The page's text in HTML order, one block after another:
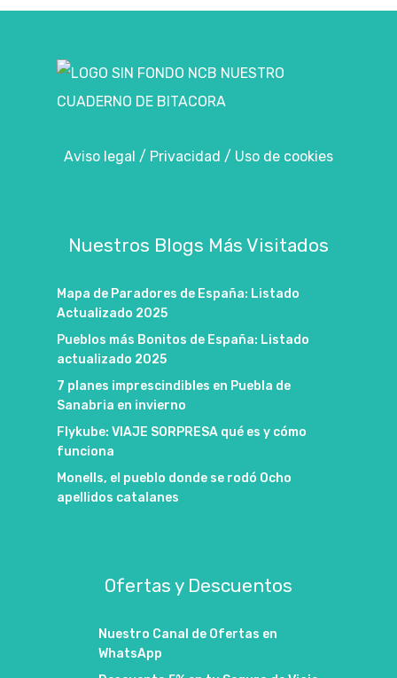
Aviso legal / Privacidad / Uso de cookies
Nuestros Blogs Más Visitados
Mapa de Paradores de España: Listado
Actualizado 2025
Pueblos más Bonitos de España: Listado
actualizado 2025
7 planes imprescindibles en Puebla de
Sanabria en invierno
Flykube: VIAJE SORPRESA qué es y cómo
funciona
Monells, el pueblo donde se rodó Ocho
apellidos catalanes
Ofertas y Descuentos
Nuestro Canal de Ofertas en
WhatsApp